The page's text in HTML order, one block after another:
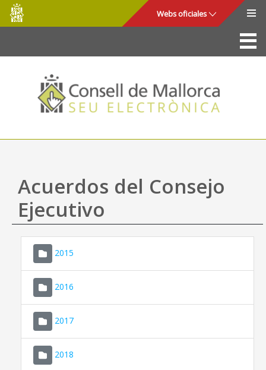
Saltar al contenido principal
Consell
de
Mallorca
Webs oficiales
La Sede
Consejo de Mallorca
Acceso y seguridad
Utilidades
Mapa web
Ayuda
Acuerdos del Consejo
Ejecutivo
2015
2016
2017
2018